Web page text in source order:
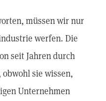
müssen wir nur
werfen. Die
seit Jahren durch
sie wissen,
Unternehmen